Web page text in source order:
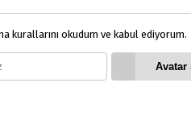
kurallarını okudum ve kabul ediyorum.
Avatar